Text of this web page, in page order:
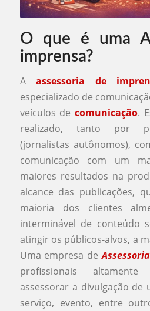
O que é uma
imprensa?
Aassessoria de
especializado de
veículos decomunicação.
realizado, tanto por
(jornalistas autônomos),
comunicação com um
maiores resultados na
alcance das publicações,
maioria dos clientes
interminável de conteúdo
atingir os públicos-alvos, a
Uma empresa de
profissionais
assessorar a divulgação de
serviço, evento, entre